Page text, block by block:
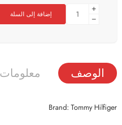
إضافة إلى السلة
الوصف
Brand: Tommy Hilfiger